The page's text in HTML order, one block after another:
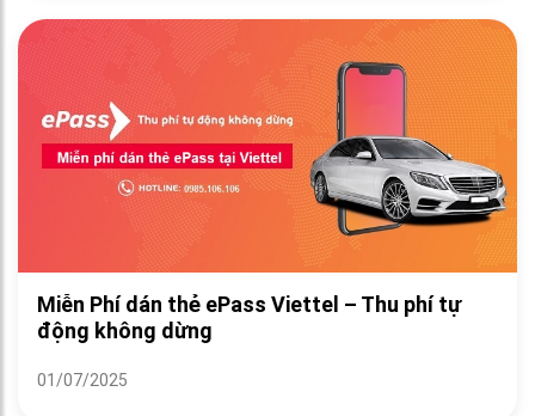
Miễn Phí dán thẻ ePass Viettel – Thu phí tự
động không dừng
01/07/2025